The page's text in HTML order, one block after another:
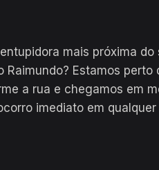
mais próxima
Raimundo? Estamos
a rua e chegamos em
imediato em